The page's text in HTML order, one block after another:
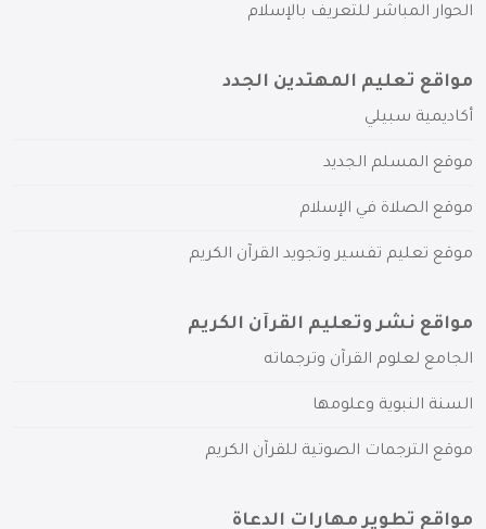
الحوار المباشر للتعريف بالإسلام
مواقع تعليم المهتدين الجدد
أكاديمية سبيلي
موقع المسلم الجديد
موقع الصلاة في الإسلام
موقع تعليم تفسير وتجويد القرآن الكريم
مواقع نشر وتعليم القرآن الكريم
الجامع لعلوم القرآن وترجماته
السنة النبوية وعلومها
موقع الترجمات الصوتية للقرآن الكريم
مواقع تطوير مهارات الدعاة